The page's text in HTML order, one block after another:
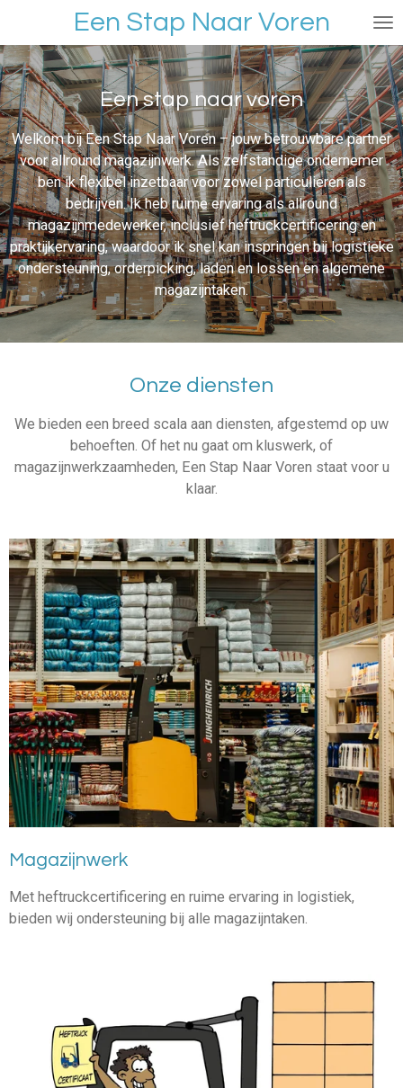
naar
de
hoofdinhoud
Een Stap Naar Voren
Een stap naar voren
Welkom bij Een Stap Naar Voren – jouw betrouwbare partner
voor allround magazijnwerk. Als zelfstandige ondernemer
ben ik flexibel inzetbaar voor zowel particulieren als
bedrijven. Ik heb ruime ervaring als allround
magazijnmedewerker, inclusief heftruckcertificering en
praktijkervaring, waardoor ik snel kan inspringen bij logistieke
ondersteuning, orderpicking, laden en lossen en algemene
magazijntaken.
Onze diensten
We bieden een breed scala aan diensten, afgestemd op uw
behoeften. Of het nu gaat om kluswerk, of
magazijnwerkzaamheden, Een Stap Naar Voren staat voor u
klaar.
Magazijnwerk
Met heftruckcertificering en ruime ervaring in logistiek,
bieden wij ondersteuning bij alle magazijntaken.